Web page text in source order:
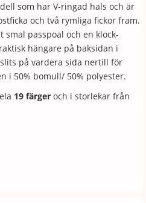
som har V-ringad hals och är
och två rymliga fickor fram.
smal passpoal och en klock-
hängare på baksidan i
på vardera sida nertill för
i 50% bomull/ 50% polyester.
19 färger och i storlekar från